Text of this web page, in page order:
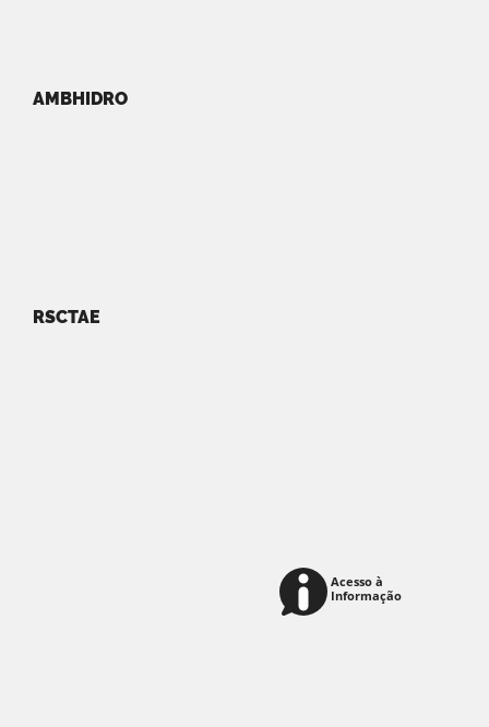
AMBHIDRO
RSCTAE